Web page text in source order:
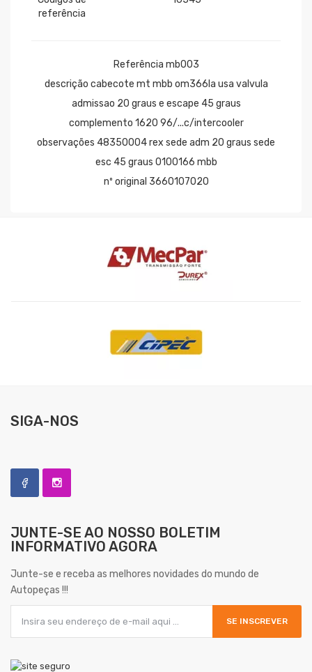
referência
Referência mb003
descrição cabecote mt mbb om366la usa valvula
admissao 20 graus e escape 45 graus
complemento 1620 96/...c/intercooler
observações 48350004 rex sede adm 20 graus sede
esc 45 graus 0100166 mbb
nº original 3660107020
SIGA-NOS
JUNTE-SE AO NOSSO BOLETIM
INFORMATIVO AGORA
Junte-se e receba as melhores novidades do mundo de
Autopeças !!!
SE INSCREVER